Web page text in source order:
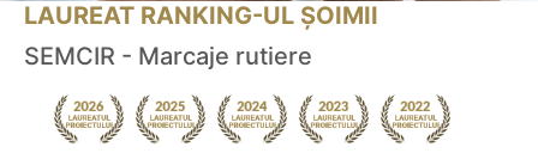
LAUREAT RANKING-UL ȘOIMII
SEMCIR - Marcaje rutiere